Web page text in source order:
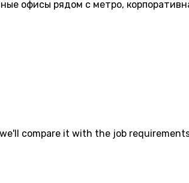
офисы рядом с метро,
compare it with the job